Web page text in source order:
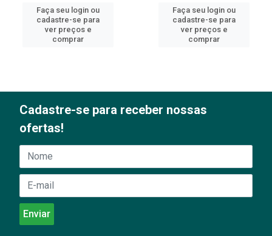
Faça seu login ou
cadastre-se para
ver preços e
comprar
Faça seu login ou
cadastre-se para
ver preços e
comprar
Cadastre-se para receber nossas
ofertas!